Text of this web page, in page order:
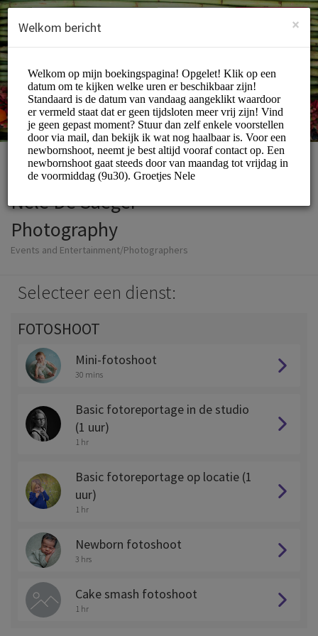
INSCHRIJVEN
Nele De Saeger
Photography
Events and Entertainment/Photographers
Selecteer een dienst:
FOTOSHOOT
Mini-fotoshoot
30 mins
Basic fotoreportage in de studio
(1 uur)
1 hr
Basic fotoreportage op locatie (1
uur)
1 hr
Newborn fotoshoot
3 hrs
Cake smash fotoshoot
1 hr
×
Welkom bericht